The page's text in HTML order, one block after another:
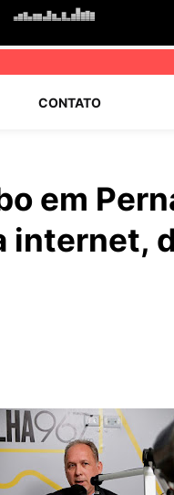
CONTATO
em
internet,